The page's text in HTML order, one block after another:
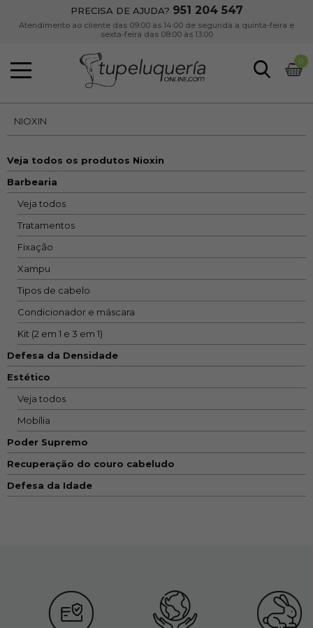
PRECISA DE AJUDA? 951 204 547
Atendimento ao cliente das 09:00 às 14:00 de segunda a quinta-feira e
sexta-feira das 08:00 às 13:00
0
NIOXIN
Veja todos os produtos Nioxin
Barbearia
Veja todos
Tratamentos
Fixação
Xampu
Tipos de cabelo
Condicionador e máscara
Kit (2 em 1 e 3 em 1)
Defesa da Densidade
Estético
Veja todos
Mobília
Poder Supremo
Recuperação do couro cabeludo
Defesa da Idade